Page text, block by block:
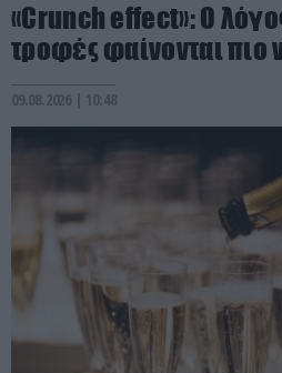
«Crunch effect»: Ο
τροφές φαίνονται πιο
09.08.2026 | 10:48